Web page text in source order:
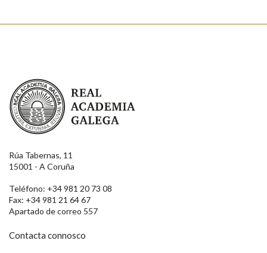
Real Academia Galega
Rúa Tabernas, 11
15001 - A Coruña
Teléfono: +34 981 20 73 08
Fax: +34 981 21 64 67
Apartado de correo 557
Contacta connosco